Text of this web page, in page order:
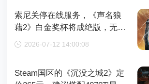
索尼关停在线服务，《声名狼
藉2》白金奖杯将成绝版，无法
再获取
2026-07-12 14:00:08
Steam国区的《沉没之城2》定